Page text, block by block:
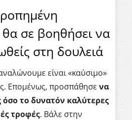
σε βοηθήσει να
στη δουλειά
είναι «καύσιμο»
Επομένως, προσπάθησε να
το δυνατόν καλύτερες
τροφές. Βάλε στην